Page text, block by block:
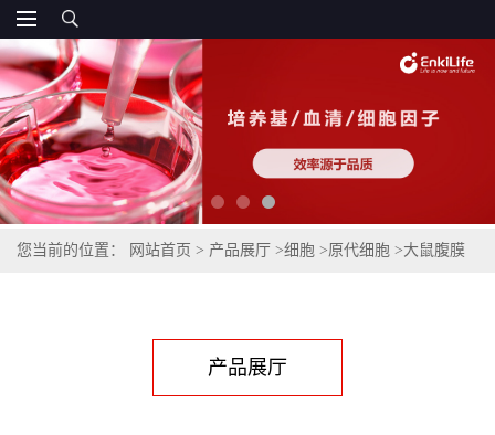
您当前的位置： 网站首页 > 产品展厅 >细胞 >原代细胞 >大鼠腹膜
产品展厅